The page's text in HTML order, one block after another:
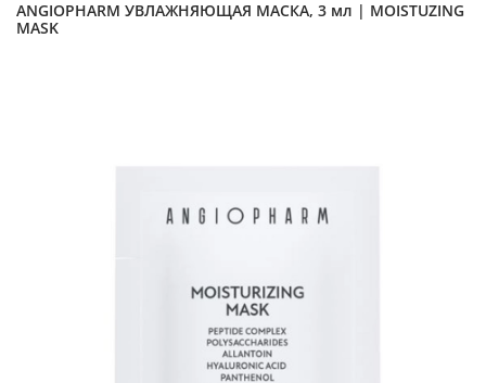
ANGIOPHARM УВЛАЖНЯЮЩАЯ МАСКА, 3 мл | MOISTUZING
MASK